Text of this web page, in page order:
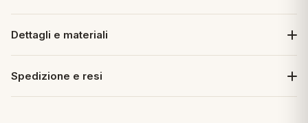
e Pigiami
Dettagli e materiali
Spedizione e resi